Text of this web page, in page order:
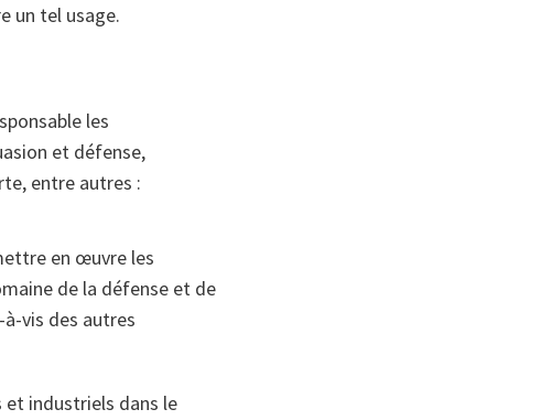
un tel usage.
les
et défense,
entre autres :
en œuvre les
de la défense et de
vis des autres
et industriels dans le